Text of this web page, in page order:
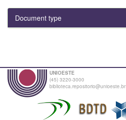
Document type
UNIOESTE
(45) 3220-3000
biblioteca.repositorio@unioeste.br